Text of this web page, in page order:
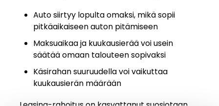
Auto siirtyy lopulta omaksi, mikä sopii
pitkäaikaiseen auton pitämiseen
Maksuaikaa ja kuukausierää voi usein
säätää omaan talouteen sopivaksi
Käsirahan suuruudella voi vaikuttaa
kuukausierän määrään